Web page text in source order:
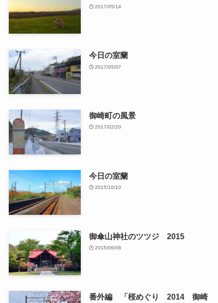
2017/05/14
今日の室蘭
2017/05/07
御崎町の風景
2017/02/20
今日の室蘭
2015/10/10
御傘山神社のツツジ 2015
2015/06/08
番外編 「桜めぐり 2014 御崎